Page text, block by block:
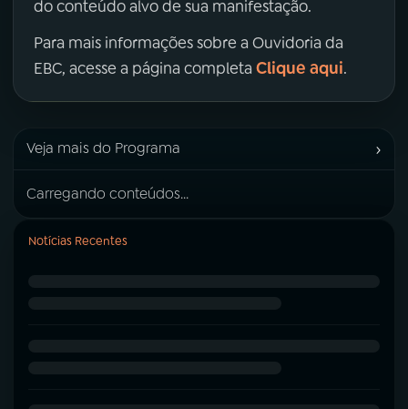
do conteúdo alvo de sua manifestação.
Para mais informações sobre a Ouvidoria da
EBC, acesse a página completa Clique aqui.
Veja mais do Programa ›
Carregando conteúdos...
Notícias Recentes